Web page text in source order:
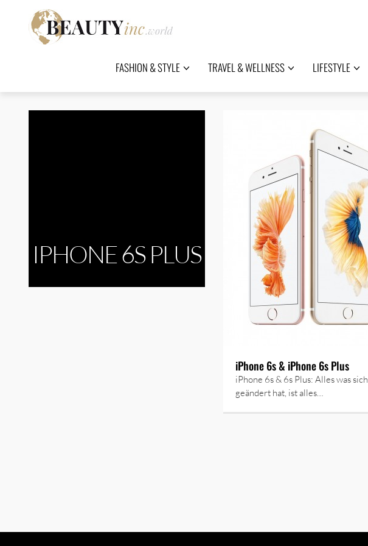
FASHION & STYLE TRAVEL & WELLNESS LIFESTYLE
IPHONE 6S PLUS
iPhone 6s & iPhone 6s Plus
iPhone 6s & 6s Plus: Alles was sich
geändert hat, ist alles…